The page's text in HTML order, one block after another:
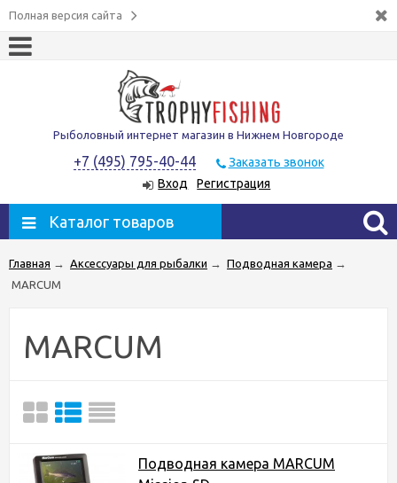
Полная версия сайта
Рыболовный интернет магазин в Нижнем Новгороде
+7 (495) 795-40-44
Заказать звонок
Вход
Регистрация
Каталог товаров
Главная → Аксессуары для рыбалки → Подводная камера →
MARCUM
MARCUM
Подводная камера MARCUM